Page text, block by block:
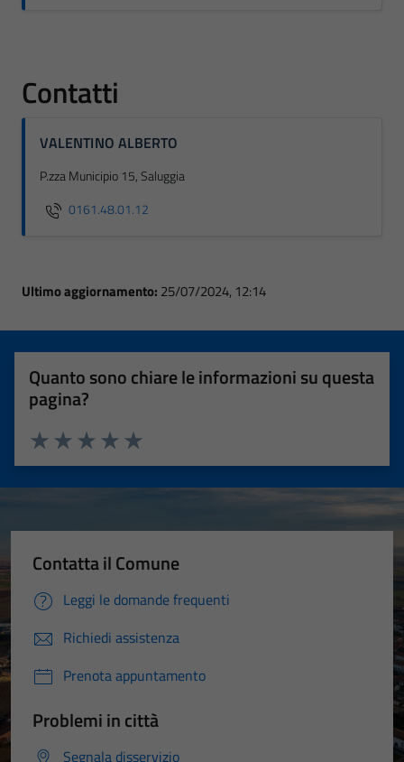
Contatti
VALENTINO ALBERTO
P.zza Municipio 15, Saluggia
0161.48.01.12
Ultimo aggiornamento: 25/07/2024, 12:14
Quanto sono chiare le informazioni su questa
pagina?
Valuta 5 stelle su 5
Valuta 4 stelle su 5
Valuta 3 stelle su 5
Valuta 2 stelle su 5
Valuta 1 stelle su 5
Contatta il Comune
Leggi le domande frequenti
Richiedi assistenza
Prenota appuntamento
Problemi in città
Segnala disservizio